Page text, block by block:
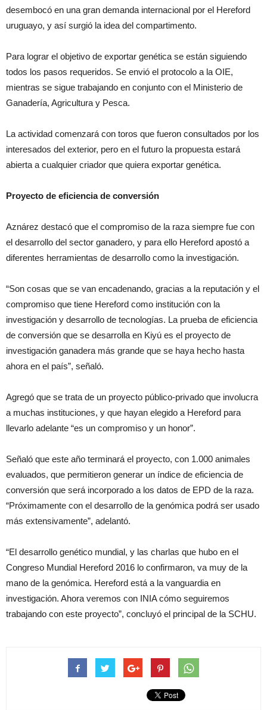
desembocó en una gran demanda internacional por el Hereford
uruguayo, y así surgió la idea del compartimento.
Para lograr el objetivo de exportar genética se están siguiendo
todos los pasos requeridos. Se envió el protocolo a la OIE,
mientras se sigue trabajando en conjunto con el Ministerio de
Ganadería, Agricultura y Pesca.
La actividad comenzará con toros que fueron consultados por los
interesados del exterior, pero en el futuro la propuesta estará
abierta a cualquier criador que quiera exportar genética.
Proyecto de eficiencia de conversión
Aznárez destacó que el compromiso de la raza siempre fue con
el desarrollo del sector ganadero, y para ello Hereford apostó a
diferentes herramientas de desarrollo como la investigación.
“Son cosas que se van encadenando, gracias a la reputación y el
compromiso que tiene Hereford como institución con la
investigación y desarrollo de tecnologías. La prueba de eficiencia
de conversión que se desarrolla en Kiyú es el proyecto de
investigación ganadera más grande que se haya hecho hasta
ahora en el país”, señaló.
Agregó que se trata de un proyecto público-privado que involucra
a muchas instituciones, y que hayan elegido a Hereford para
llevarlo adelante “es un compromiso y un honor”.
Señaló que este año terminará el proyecto, con 1.000 animales
evaluados, que permitieron generar un índice de eficiencia de
conversión que será incorporado a los datos de EPD de la raza.
“Próximamente con el desarrollo de la genómica podrá ser usado
más extensivamente”, adelantó.
“El desarrollo genético mundial, y las charlas que hubo en el
Congreso Mundial Hereford 2016 lo confirmaron, va muy de la
mano de la genómica. Hereford está a la vanguardia en
investigación. Ahora veremos con INIA cómo seguiremos
trabajando con este proyecto”, concluyó el principal de la SCHU.